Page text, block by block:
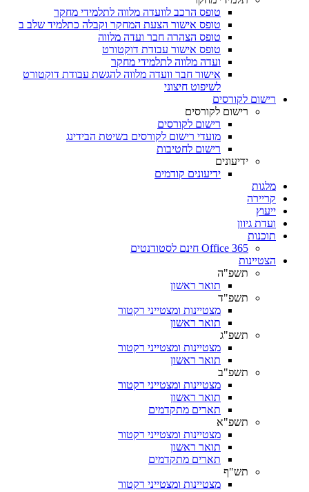
טופס הרכב לוועדה מלווה לתלמידי מחקר
טופס אישור הצעת המחקר וקבלה כתלמיד שלב ב
טופס הצהרה חבר ועדה מלווה
טופס אישור עבודת דוקטורט
ועדה מלווה לתלמידי מחקר
אישור חבר וועדה מלווה להגשת עבודת דוקטורט
לשיפוט חיצוני
רישום לקורסים
רישום לקורסים
רישום לקורסים
מועדי רישום לקורסים בשיטת הבידינג
רישום לחטיבות
ידיעונים
ידיעונים קודמים
מלגות
קריירה
ייעוץ
ועדת גיוון
תוכנות
Office 365 חינם לסטודנטים
הצטיינות
תשפ"ה
תואר ראשון
תשפ"ד
מצטיינות ומצטייני רקטור
תואר ראשון
תשפ"ג
מצטיינות ומצטייני רקטור
תואר ראשון
תשפ"ב
מצטיינות ומצטייני רקטור
תואר ראשון
תארים מתקדמים
תשפ"א
מצטיינות ומצטייני רקטור
תואר ראשון
תארים מתקדמים
תש"ף
מצטיינות ומצטייני רקטור